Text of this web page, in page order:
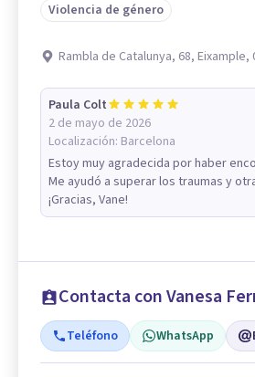
Violencia de género
Rambla de Catalunya, 68, Eixample,
Paula Colt
2 de mayo de 2026
Localización: Barcelona
Estoy muy agradecida por haber
Me ayudó a superar los traumas y
¡Gracias, Vane!
Contacta con Vanesa
Teléfono WhatsApp